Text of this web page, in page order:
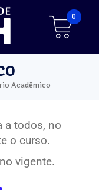
0
Acadêmico
a todos, no
o curso.
vigente.